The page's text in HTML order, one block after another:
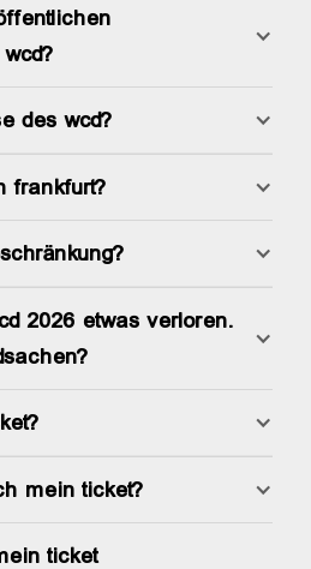
des wcd?
frankfurt?
2026 etwas verloren.
mein ticket?
ticket